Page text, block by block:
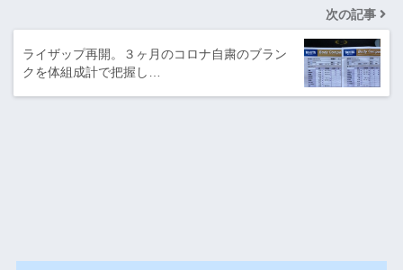
次の記事
ライザップ再開。３ヶ月のコロナ自粛のブラン
クを体組成計で把握し…